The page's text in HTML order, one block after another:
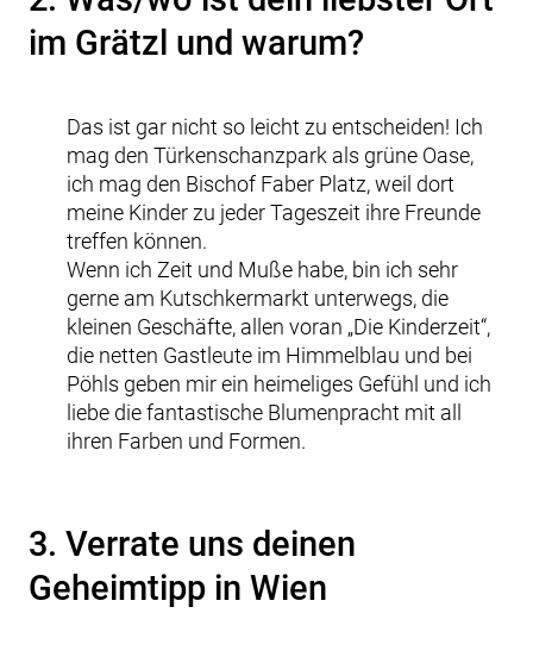
im Grätzl und warum?
Das ist gar nicht so leicht zu entscheiden! Ich
mag den Türkenschanzpark als grüne Oase,
ich mag den Bischof Faber Platz, weil dort
meine Kinder zu jeder Tageszeit ihre Freunde
treffen können.
Wenn ich Zeit und Muße habe, bin ich sehr
gerne am Kutschkermarkt unterwegs, die
kleinen Geschäfte, allen voran „Die Kinderzeit“,
die netten Gastleute im Himmelblau und bei
Pöhls geben mir ein heimeliges Gefühl und ich
liebe die fantastische Blumenpracht mit all
ihren Farben und Formen.
3. Verrate uns deinen
Geheimtipp in Wien